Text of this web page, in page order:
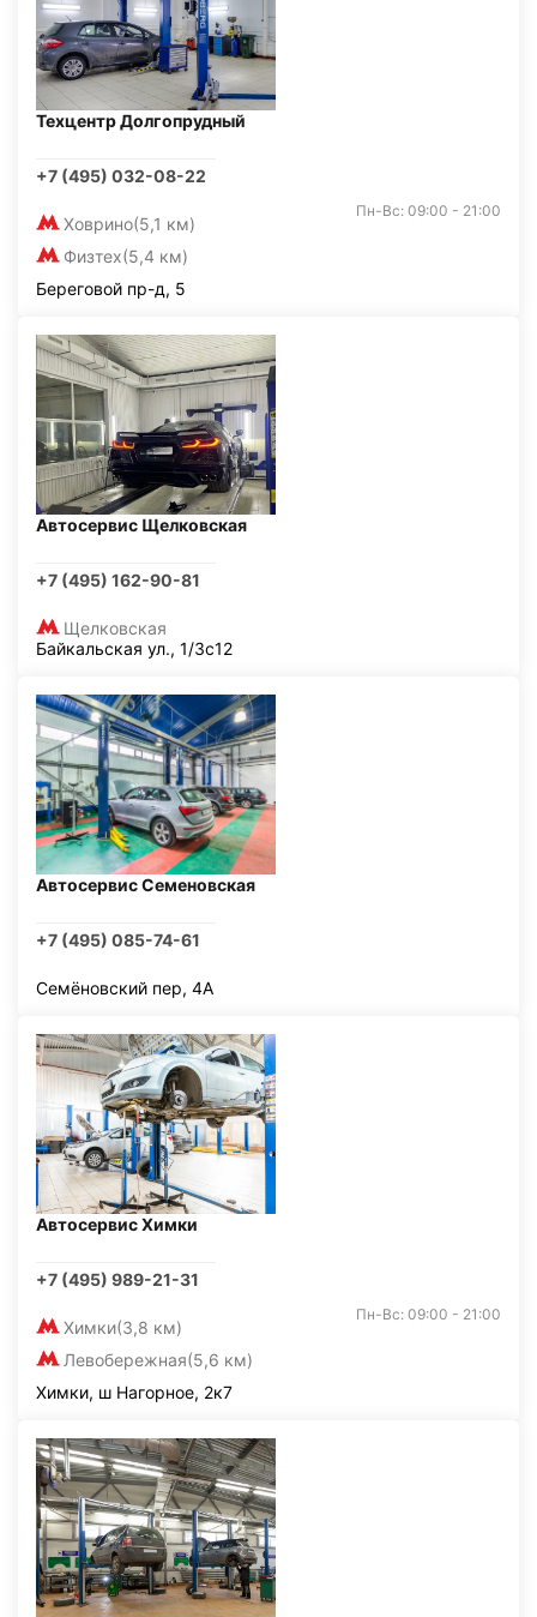
Техцентр Долгопрудный
+7 (495) 032-08-22
Ховрино(5,1 км)
Физтех(5,4 км)
Пн-Вс: 09:00 - 21:00
Береговой пр-д, 5
Автосервис Щелковская
+7 (495) 162-90-81
Щелковская
Байкальская ул., 1/3с12
Автосервис Семеновская
+7 (495) 085-74-61
Семёновский пер, 4А
Автосервис Химки
+7 (495) 989-21-31
Химки(3,8 км)
Левобережная(5,6 км)
Пн-Вс: 09:00 - 21:00
Химки, ш Нагорное, 2к7